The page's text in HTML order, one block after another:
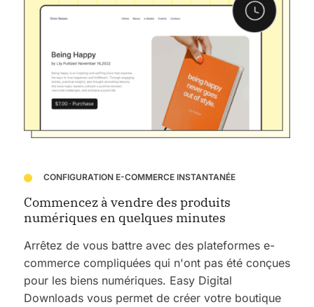
CONFIGURATION E-COMMERCE INSTANTANÉE
Commencez à vendre des produits
numériques en quelques minutes
Arrêtez de vous battre avec des plateformes e-
commerce compliquées qui n'ont pas été conçues
pour les biens numériques. Easy Digital
Downloads vous permet de créer votre boutique